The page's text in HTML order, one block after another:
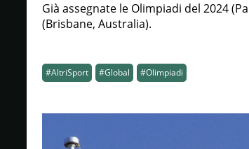
Già assegnate le Olimpiadi del 2024
(Brisbane, Australia).
#AltriSport #Global #Olimpiadi